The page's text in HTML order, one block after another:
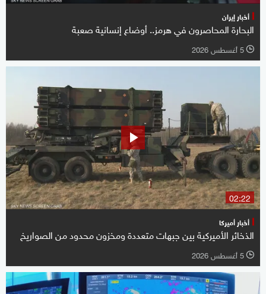
أخبار إيران
البحارة المحاصرون في هرمز.. أوضاع إنسانية صعبة
l 5 أغسطس 2026
02:22
أخبار أميركا
الذخائر الأميركية بين جبهات متعددة ومخزون محدود من الصواريخ
l 5 أغسطس 2026